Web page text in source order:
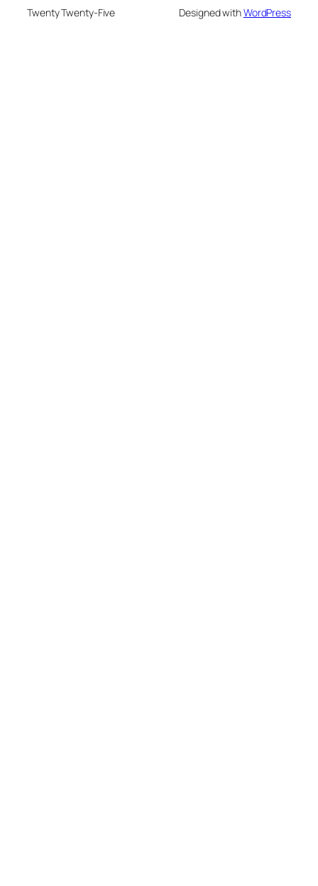
Twenty Twenty-Five Designed withWordPress